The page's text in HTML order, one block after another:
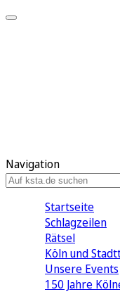
Navigation
Startseite
Schlagzeilen
Rätsel
Köln und
Unsere Events
150 Jahre